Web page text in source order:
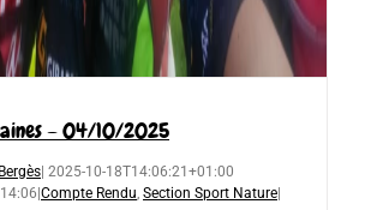
– 04/10/2025
2025-10-18T14:06:21+01:00
Compte Rendu, Section Sport Nature